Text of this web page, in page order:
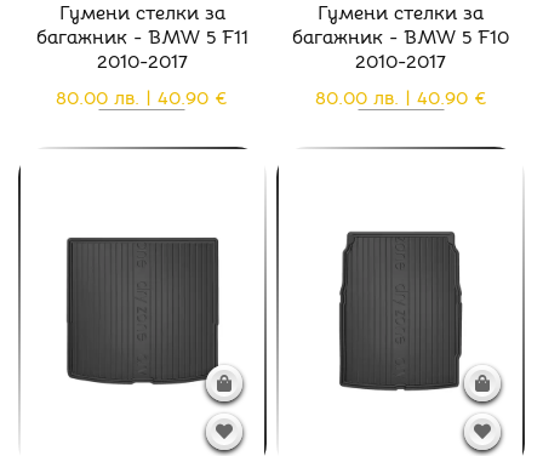
Гумени стелки за
багажник - BMW 5 F11
2010-2017
80.00 лв. | 40.90 €
Гумени стелки за
багажник - BMW 5 F10
2010-2017
80.00 лв. | 40.90 €